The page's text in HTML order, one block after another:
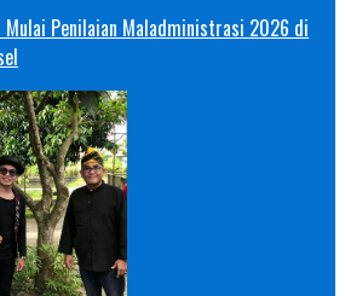
Mulai Penilaian Maladministrasi 2026 di